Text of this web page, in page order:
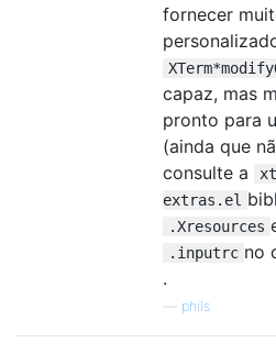
fornecer
capaz, mas
pronto para
(ainda que
consulte a
extras.el
.Xresources
.inputrc no
.
phils